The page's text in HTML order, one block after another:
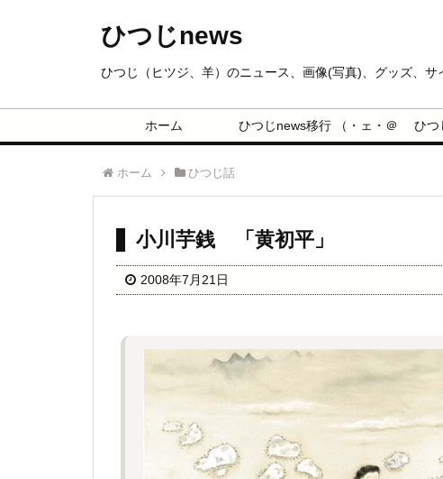
ひつじnews
ひつじ（ヒツジ、羊）のニュース、画像(写真)、グッズ、
ホーム ひつじnews移行 （・ェ・＠ ひつ
ホーム ひつじ話
小川芋銭 「黄初平」
2008年7月21日